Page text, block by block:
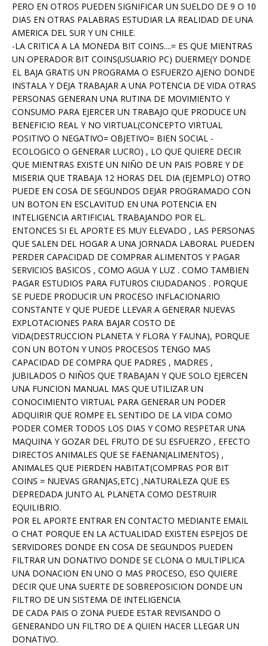
PERO EN OTROS PUEDEN SIGNIFICAR UN SUELDO DE 9 O 10
DIAS EN OTRAS PALABRAS ESTUDIAR LA REALIDAD DE UNA
AMERICA DEL SUR Y UN CHILE.
-LA CRITICA A LA MONEDA BIT COINS....= ES QUE MIENTRAS
UN OPERADOR BIT COINS(USUARIO PC) DUERME(Y DONDE
EL BAJA GRATIS UN PROGRAMA O ESFUERZO AJENO DONDE
INSTALA Y DEJA TRABAJAR A UNA POTENCIA DE VIDA OTRAS
PERSONAS GENERAN UNA RUTINA DE MOVIMIENTO Y
CONSUMO PARA EJERCER UN TRABAJO QUE PRODUCE UN
BENEFICIO REAL Y NO VIRTUAL(CONCEPTO VIRTUAL
POSITIVO O NEGATIVO= OBJETIVO= BIEN SOCIAL -
ECOLOGICO O GENERAR LUCRO) , LO QUE QUIERE DECIR
QUE MIENTRAS EXISTE UN NIÑO DE UN PAIS POBRE Y DE
MISERIA QUE TRABAJA 12 HORAS DEL DIA (EJEMPLO) OTRO
PUEDE EN COSA DE SEGUNDOS DEJAR PROGRAMADO CON
UN BOTON EN ESCLAVITUD EN UNA POTENCIA EN
INTELIGENCIA ARTIFICIAL TRABAJANDO POR EL.
ENTONCES SI EL APORTE ES MUY ELEVADO , LAS PERSONAS
QUE SALEN DEL HOGAR A UNA JORNADA LABORAL PUEDEN
PERDER CAPACIDAD DE COMPRAR ALIMENTOS Y PAGAR
SERVICIOS BASICOS , COMO AGUA Y LUZ . COMO TAMBIEN
PAGAR ESTUDIOS PARA FUTUROS CIUDADANOS . PORQUE
SE PUEDE PRODUCIR UN PROCESO INFLACIONARIO
CONSTANTE Y QUE PUEDE LLEVAR A GENERAR NUEVAS
EXPLOTACIONES PARA BAJAR COSTO DE
VIDA(DESTRUCCION PLANETA Y FLORA Y FAUNA), PORQUE
CON UN BOTON Y UNOS PROCESOS TENGO MAS
CAPACIDAD DE COMPRA QUE PADRES , MADRES ,
JUBILADOS O NIÑOS QUE TRABAJAN Y QUE SOLO EJERCEN
UNA FUNCION MANUAL MAS QUE UTILIZAR UN
CONOCIMIENTO VIRTUAL PARA GENERAR UN PODER
ADQUIRIR QUE ROMPE EL SENTIDO DE LA VIDA COMO
PODER COMER TODOS LOS DIAS Y COMO RESPETAR UNA
MAQUINA Y GOZAR DEL FRUTO DE SU ESFUERZO , EFECTO
DIRECTOS ANIMALES QUE SE FAENAN(ALIMENTOS) ,
ANIMALES QUE PIERDEN HABITAT(COMPRAS POR BIT
COINS = NUEVAS GRANJAS,ETC) ,NATURALEZA QUE ES
DEPREDADA JUNTO AL PLANETA COMO DESTRUIR
EQUILIBRIO.
POR EL APORTE ENTRAR EN CONTACTO MEDIANTE EMAIL
O CHAT PORQUE EN LA ACTUALIDAD EXISTEN ESPEJOS DE
SERVIDORES DONDE EN COSA DE SEGUNDOS PUEDEN
FILTRAR UN DONATIVO DONDE SE CLONA O MULTIPLICA
UNA DONACION EN UNO O MAS PROCESO, ESO QUIERE
DECIR QUE UNA SUERTE DE SOBREPOSICION DONDE UN
FILTRO DE UN SISTEMA DE INTELIGENCIA
DE CADA PAIS O ZONA PUEDE ESTAR REVISANDO O
GENERANDO UN FILTRO DE A QUIEN HACER LLEGAR UN
DONATIVO.